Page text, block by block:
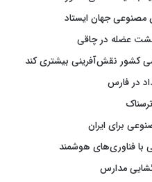
مصنوعی جهان ایستاد
عضله در چاقی
کشور نقش‌آفرینی بیشتری کند
در فارس
فناوری‌های هوشمند